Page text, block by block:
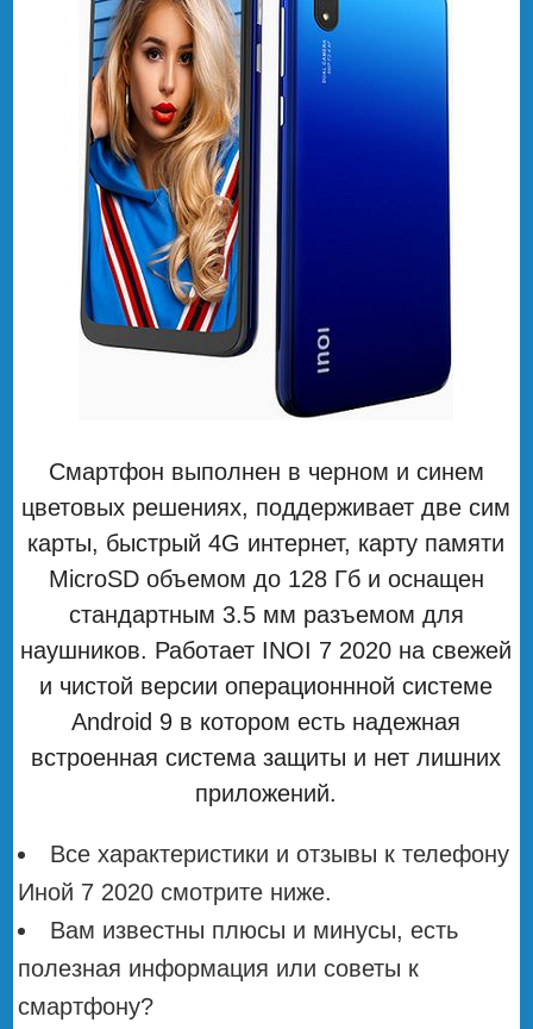
Смартфон выполнен в черном и синем
цветовых решениях, поддерживает две сим
карты, быстрый 4G интернет, карту памяти
MicroSD объемом до 128 Гб и оснащен
стандартным 3.5 мм разъемом для
наушников. Работает INOI 7 2020 на свежей
и чистой версии операционнной системе
Android 9 в котором есть надежная
встроенная система защиты и нет лишних
приложений.
Все характеристики и отзывы к телефону
Иной 7 2020 смотрите ниже.
Вам известны плюсы и минусы, есть
полезная информация или советы к
смартфону?